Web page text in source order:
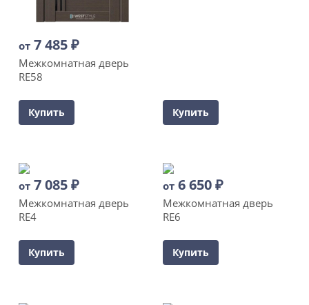
от 7 485₽
Межкомнатная дверь
RE58
Купить Купить
от 7 085₽
Межкомнатная дверь
RE4
Купить
от 6 650₽
Межкомнатная дверь
RE6
Купить